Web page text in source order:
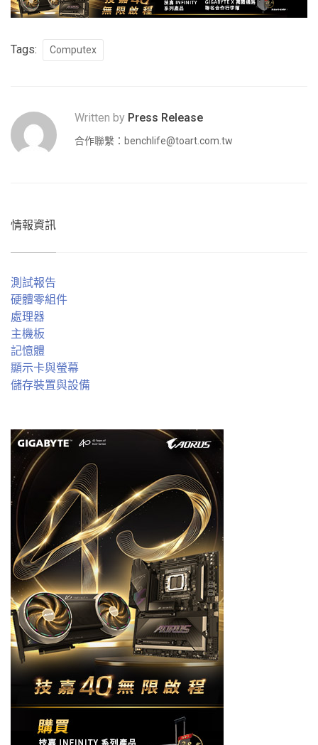
Tags: Computex
Written by Press Release
合作聯繫： benchlife@toart.com.tw
情報資訊
測試報告
硬體零組件
處理器
主機板
記憶體
顯示卡與螢幕
儲存裝置與設備